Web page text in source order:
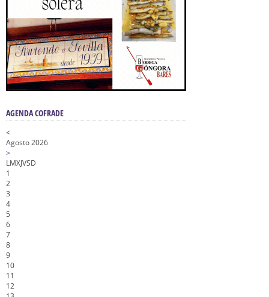
AGENDA COFRADE
<
Agosto 2026
>
LMXJVSD
1
2
3
4
5
6
7
8
9
10
11
12